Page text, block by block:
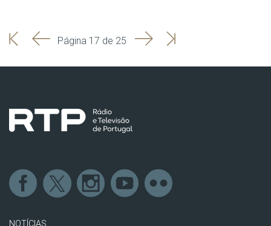
'
'
Página 17 de 25 SeguinteÚltima
NOTÍCIAS